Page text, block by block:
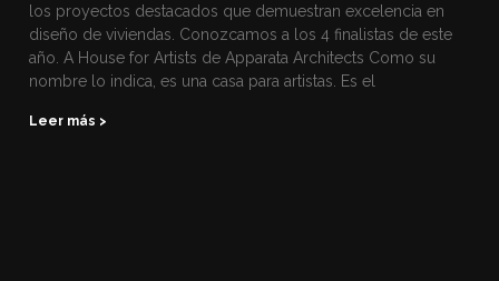
los proyectos destacados que demuestran excelencia en
diseño de viviendas. Conozcamos a los 4 finalistas de este
año. A House for Artists de Apparata Architects Como su
nombre lo indica, es una casa para artistas. Es el
Leer más >